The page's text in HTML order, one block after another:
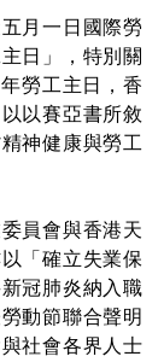
月一日國際勞
日」，特別關
勞工主日，香
以賽亞書所敘
神健康與勞工
員會與香港天
「確立失業保
冠肺炎納入職
動節聯合聲明
社會各界人士